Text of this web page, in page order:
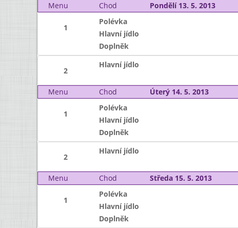
Menu
Chod Pondělí 13. 5. 2013
1
Polévka
Hlavní jídlo
Doplněk
2
Hlavní jídlo
Menu Chod Úterý 14. 5. 2013
1
Polévka
Hlavní jídlo
Doplněk
2
Hlavní jídlo
Menu Chod Středa 15. 5. 2013
1
Polévka
Hlavní jídlo
Doplněk